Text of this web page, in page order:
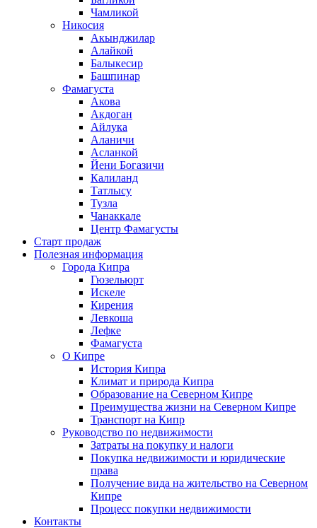
Чамликой
Никосия
Акынджилар
Алайкой
Балыкесир
Башпинар
Фамагуста
Акова
Акдоган
Айлука
Аланичи
Асланкой
Йени Богазичи
Калиланд
Татлысу
Тузла
Чанаккале
Центр Фамагусты
Старт продаж
Полезная информация
Города Кипра
Гюзельюрт
Искеле
Кирения
Левкоша
Лефке
Фамагуста
О Кипре
История Кипра
Климат и природа Кипра
Образование на Северном Кипре
Преимущества жизни на Северном Кипре
Транспорт на Кипр
Руководство по недвижимости
Затраты на покупку и налоги
Покупка недвижимости и юридические
права
Получение вида на жительство на Северном
Кипре
Процесс покупки недвижимости
Контакты